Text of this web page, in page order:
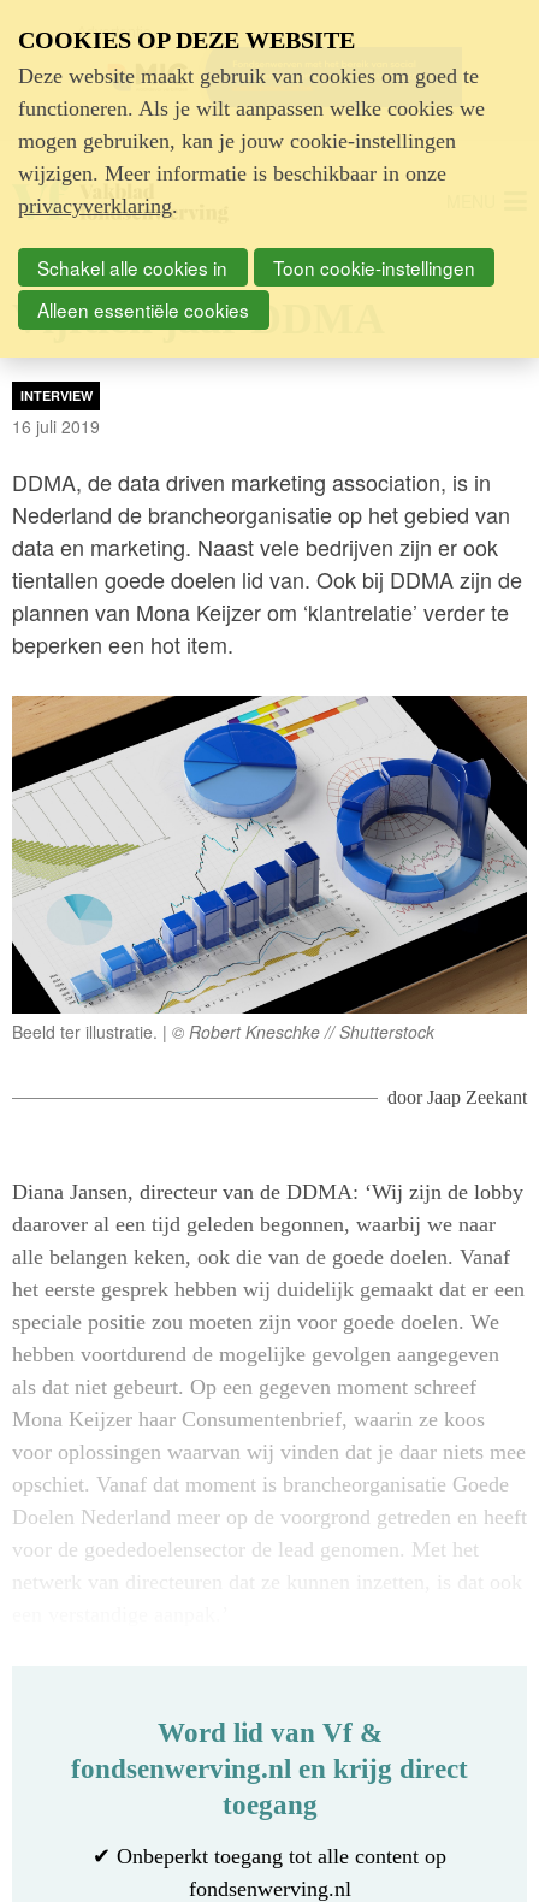
Advertentie
Vijftien jaar DDMA
INTERVIEW
16 juli 2019
DDMA, de data driven marketing association, is in
Nederland de brancheorganisatie op het gebied van
data en marketing. Naast vele bedrijven zijn er ook
tientallen goede doelen lid van. Ook bij DDMA zijn de
plannen van Mona Keijzer om ‘klantrelatie’ verder te
beperken een hot item.
Beeld ter illustratie. © Robert Kneschke // Shutterstock
doorJaap Zeekant
Diana Jansen, directeur van de DDMA: ‘Wij zijn de lobby
daarover al een tijd geleden begonnen, waarbij we naar
alle belangen keken, ook die van de goede doelen. Vanaf
het eerste gesprek hebben wij duidelijk gemaakt dat er een
speciale positie zou moeten zijn voor goede doelen. We
hebben voortdurend de mogelijke gevolgen aangegeven
als dat niet gebeurt. Op een gegeven moment schreef
Mona Keijzer haar Consumentenbrief, waarin ze koos
voor oplossingen waarvan wij vinden dat je daar niets mee
opschiet. Vanaf dat moment is brancheorganisatie Goede
Doelen Nederland meer op de voorgrond getreden en heeft
voor de goededoelensector de lead genomen. Met het
netwerk van directeuren dat ze kunnen inzetten, is dat ook
Word lid van Vf &
fondsenwerving.nl en krijg direct
toegang
✔ Onbeperkt toegang tot alle content op
fondsenwerving.nl
COOKIES OP DEZE WEBSITE
Deze website maakt gebruik van cookies om goed te
functioneren. Als je wilt aanpassen welke cookies we
mogen gebruiken, kan je jouw cookie-instellingen
wijzigen. Meer informatie is beschikbaar in onze
privacyverklaring.
Schakel alle cookies in
Toon cookie-instellingen
Alleen essentiële cookies